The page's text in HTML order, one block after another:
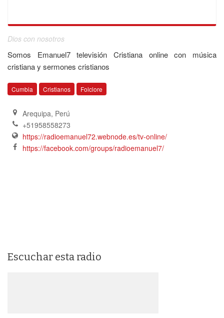
Dios con nosotros
Somos Emanuel7 televisión Cristiana online con música
cristiana y sermones cristianos
Cumbia Cristianos Folclore
Arequipa, Perú
+51958558273
https://radioemanuel72.webnode.es/tv-online/
https://facebook.com/groups/radioemanuel7/
Escuchar esta radio